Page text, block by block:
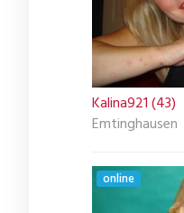
Kalina921 (43)
Emtinghausen
online